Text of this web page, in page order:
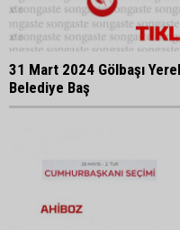
31 Mart 2024 Gölbaşı
Belediye Baş